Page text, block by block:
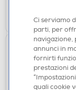
Ci serviamo
parti, per
annunci in
fornirti
prestazioni
quali cookie